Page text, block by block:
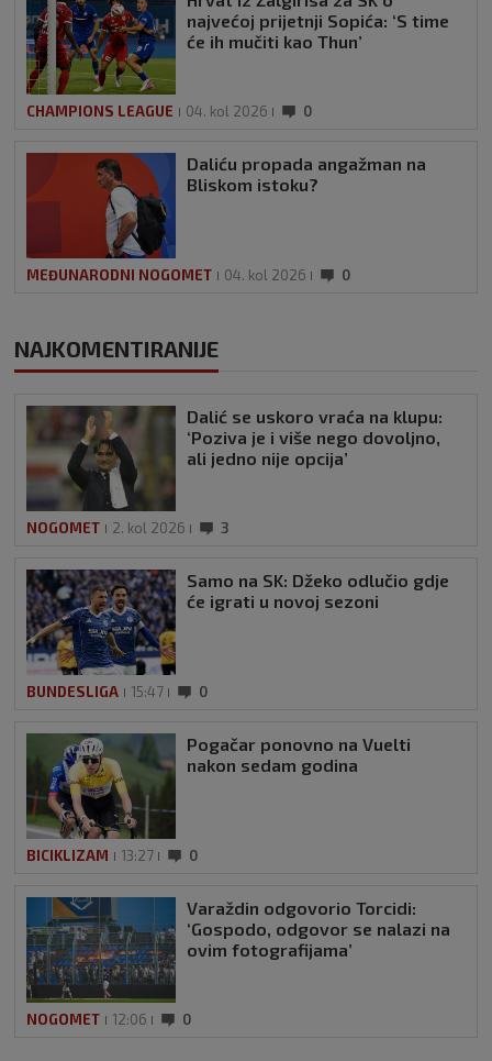
najvećoj prijetnji Sopića: ‘S time
će ih mučiti kao Thun’
CHAMPIONS LEAGUE 04. kol 2026 0
Daliću propada angažman na
Bliskom istoku?
MEĐUNARODNI NOGOMET 04. kol 2026 0
NAJKOMENTIRANIJE
Dalić se uskoro vraća na klupu:
‘Poziva je i više nego dovoljno,
ali jedno nije opcija’
NOGOMET 2. kol 2026 3
Samo na SK: Džeko odlučio gdje
će igrati u novoj sezoni
BUNDESLIGA 15:47 0
Pogačar ponovno na Vuelti
nakon sedam godina
BICIKLIZAM 13:27 0
Varaždin odgovorio Torcidi:
‘Gospodo, odgovor se nalazi na
ovim fotografijama’
NOGOMET 12:06 0